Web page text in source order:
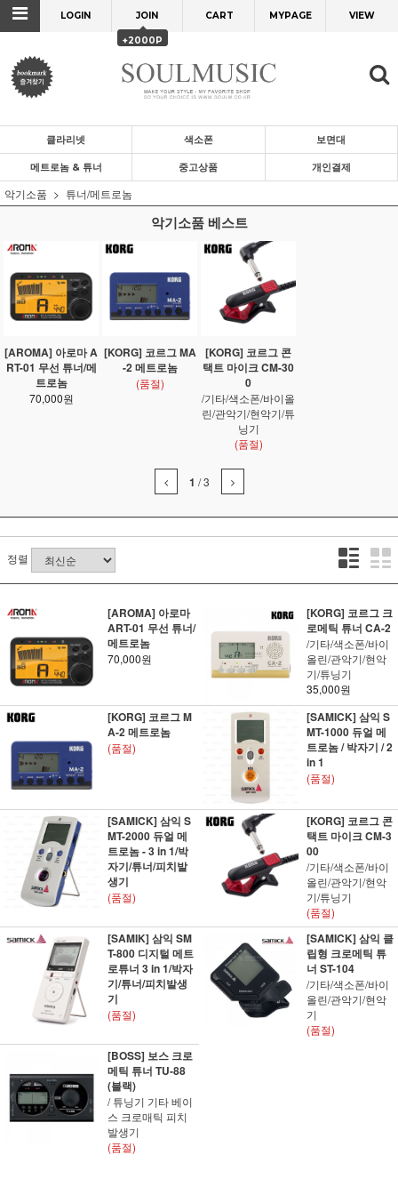
LOGIN JOIN
+2000P
CART MYPAGE VIEW
클라리넷 색소폰 보면대
메트로놈 & 튜너 중고상품 개인결제
악기소품 튜너/메트로놈
악기소품 베스트
[AROMA] 아로마 A
RT-01 무선 튜너/메
트로놈
70,000원
[KORG] 코르그 MA
-2 메트로놈
(품절)
[KORG] 코르그 콘
택트 마이크 CM-30
0
/기타/색소폰/바이올
린/관악기/현악기/튜
닝기
(품절)
1 /3
정렬
[AROMA] 아로마
ART-01 무선 튜너/
메트로놈
70,000원
[KORG] 코르그 크
로메틱 튜너 CA-2
/기타/색소폰/바이
올린/관악기/현악
기/튜닝기
35,000원
[KORG] 코르그 M
A-2 메트로놈
(품절)
[SAMICK] 삼익 S
MT-1000 듀얼 메
트로놈 / 박자기 / 2
in 1
(품절)
[SAMICK] 삼익 S
MT-2000 듀얼 메
트로놈 - 3 in 1/박
자기/튜너/피치발
생기
(품절)
[KORG] 코르그 콘
택트 마이크 CM-3
00
/기타/색소폰/바이
올린/관악기/현악
기/튜닝기
(품절)
[SAMIK] 삼익 SM
T-800 디지털 메트
로튜너 3 in 1/박자
기/튜너/피치발생
기
(품절)
[SAMICK] 삼익 클
립형 크로메틱 튜
너 ST-104
/기타/색소폰/바이
올린/관악기/현악
기
(품절)
[BOSS] 보스 크로
메틱 튜너 TU-88
(블랙)
/ 튜닝기 기타 베이
스 크로매틱 피치
발생기
(품절)